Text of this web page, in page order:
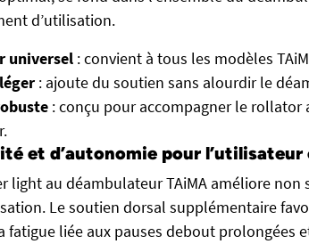
d’utilisation.
universel : convient à tous les modèles
: ajoute du soutien sans alourdir le
: conçu pour accompagner le
et d’autonomie pour
light au déambulateur TAiMA améliore
Le soutien dorsal supplémentaire
fatigue liée aux pauses debout prolongées